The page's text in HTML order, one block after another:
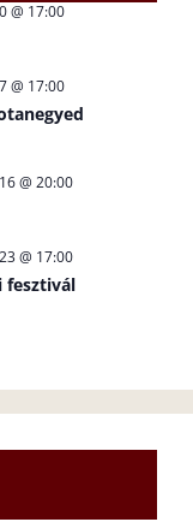
@ 17:00
@ 17:00
@ 20:00
@ 17:00
fesztivál